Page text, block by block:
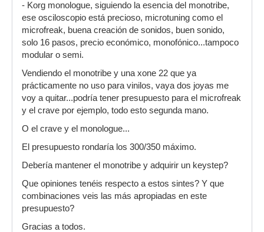
- Korg monologue, siguiendo la esencia del monotribe,
ese osciloscopio está precioso, microtuning como el
microfreak, buena creación de sonidos, buen sonido,
solo 16 pasos, precio económico, monofónico...tampoco
modular o semi.
Vendiendo el monotribe y una xone 22 que ya
prácticamente no uso para vinilos, vaya dos joyas me
voy a quitar...podría tener presupuesto para el microfreak
y el crave por ejemplo, todo esto segunda mano.
O el crave y el monologue...
El presupuesto rondaría los 300/350 máximo.
Debería mantener el monotribe y adquirir un keystep?
Que opiniones tenéis respecto a estos sintes? Y que
combinaciones veis las más apropiadas en este
presupuesto?
Gracias a todos.